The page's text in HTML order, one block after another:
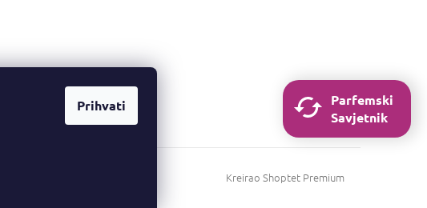
Prihvati
Kreirao Shoptet Premium
Parfemski
Savjetnik